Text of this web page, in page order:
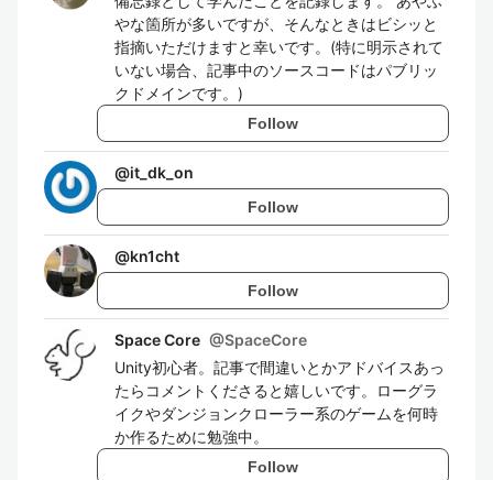
やな箇所が多いですが、そんなときはビシッと
指摘いただけますと幸いです。(特に明示されて
いない場合、記事中のソースコードはパブリッ
クドメインです。)
Follow
@it_dk_on
Follow
@kn1cht
Follow
Space Core @SpaceCore
Unity初心者。記事で間違いとかアドバイスあっ
たらコメントくださると嬉しいです。ローグラ
イクやダンジョンクローラー系のゲームを何時
か作るために勉強中。
Follow